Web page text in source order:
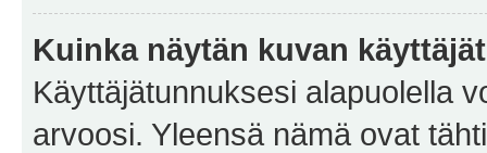
Kuinka näytän kuvan
Käyttäjätunnuksesi alapuolella
arvoosi. Yleensä nämä ovat